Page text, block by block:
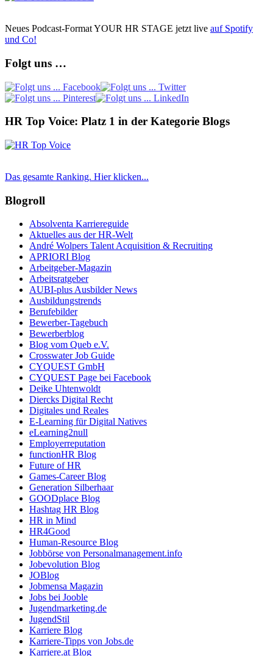
Neues Podcast-Format YOUR HR STAGE jetzt live auf Spotify
und Co!
Folgt uns …
HR Top Voice: Platz 1 in der Kategorie Blogs
Das gesamte Ranking. Hier klicken...
Blogroll
Absolventa Karriereguide
Aktuelles aus der HR-Welt
André Wolpers Talent Acquisition & Recruiting
APRIORI Blog
Arbeitgeber-Magazin
Arbeitsratgeber
AUBI-plus Ausbilder News
Ausbildungstrends
Berufebilder
Bewerber-Tagebuch
Bewerberblog
Blog vom Queb e.V.
Crosswater Job Guide
CYQUEST GmbH
CYQUEST Page bei Facebook
Deike Uhtenwoldt
Diercks Digital Recht
Digitales und Reales
E-Learning für Digital Natives
eLearning2null
Employerreputation
functionHR Blog
Future of HR
Games-Career Blog
Generation Silberhaar
GOODplace Blog
Hashtag HR Blog
HR in Mind
HR4Good
Human-Resource Blog
Jobbörse von Personalmanagement.info
Jobevolution Blog
JOBlog
Jobmensa Magazin
Jobs bei Jooble
Jugendmarketing.de
JugendStil
Karriere Blog
Karriere-Tipps von Jobs.de
Karriere.at Blog